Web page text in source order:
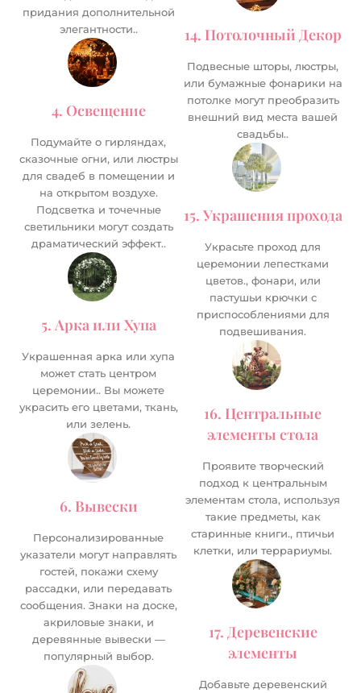
придания дополнительной
элегантности..
4. Освещение
Подумайте о гирляндах,
сказочные огни, или люстры
для свадеб в помещении и
на открытом воздухе.
Подсветка и точечные
светильники могут создать
драматический эффект..
5. Арка или Хупа
Украшенная арка или хупа
может стать центром
церемонии.. Вы можете
украсить его цветами, ткань,
или зелень.
6. Вывески
Персонализированные
указатели могут направлять
гостей, покажи схему
рассадки, или передавать
сообщения. Знаки на доске,
акриловые знаки, и
деревянные вывески —
популярный выбор.
14. Потолочный Декор
Подвесные шторы, люстры,
или бумажные фонарики на
потолке могут преобразить
внешний вид места вашей
свадьбы..
15. Украшения прохода
Украсьте проход для
церемонии лепестками
цветов., фонари, или
пастушьи крючки с
приспособлениями для
подвешивания.
16. Центральные
элементы стола
Проявите творческий
подход к центральным
элементам стола, используя
такие предметы, как
старинные книги., птичьи
клетки, или террариумы.
17. Деревенские
элементы
Добавьте деревенский